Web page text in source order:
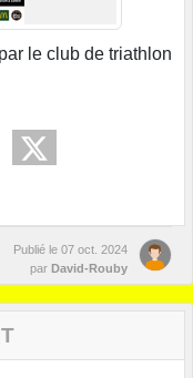
le club de triathlon
Publié le 07 oct. 2024
par David-Rouby